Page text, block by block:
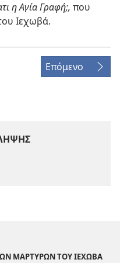
η Αγία Γραφή;, που
Ιεχωβά.
Επόμενο
ΜΑΡΤΥΡΩΝ ΤΟΥ ΙΕΧΩΒΑ